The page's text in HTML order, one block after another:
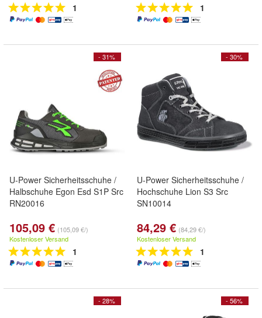
1 1
- 31%
U-Power Sicherheitsschuhe /
Halbschuhe Egon Esd S1P Src
RN20016
105,09 € (105,09 €/)
Kostenloser Versand
1
- 30%
U-Power Sicherheitsschuhe /
Hochschuhe Lion S3 Src
SN10014
84,29 € (84,29 €/)
Kostenloser Versand
1
- 28% - 56%